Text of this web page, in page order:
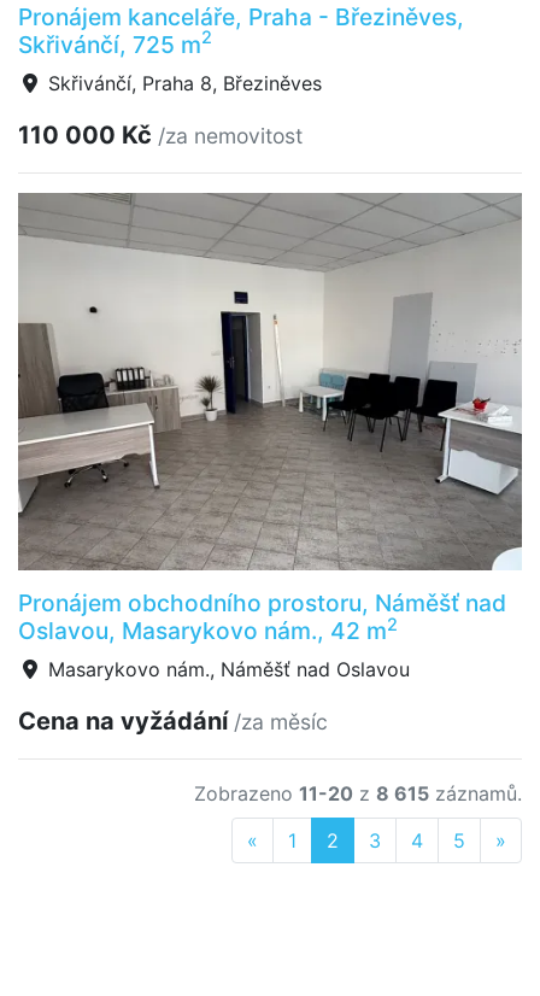
Pronájem kanceláře, Praha - Březiněves,
Skřivánčí, 725 m2
Skřivánčí, Praha 8, Březiněves
110 000 Kč /za nemovitost
Pronájem obchodního prostoru, Náměšť nad
Oslavou, Masarykovo nám., 42 m2
Masarykovo nám., Náměšť nad Oslavou
Cena na vyžádání /za měsíc
Zobrazeno 11-20 z 8 615 záznamů.
« Previous
1 2 3 4 5 »